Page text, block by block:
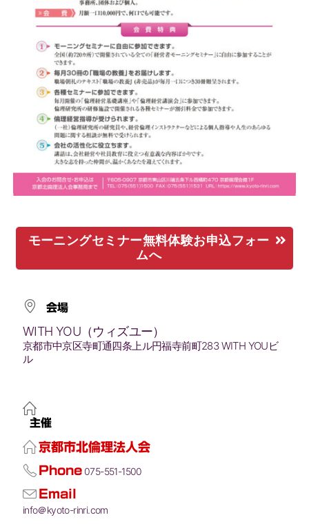
モーニングセミナー無料体験お申込フォー
ムへ
会場
WITH YOU（ウィズユー）
京都市中京区寺町通四条上ル円福寺前町283 WITH YOUビ
ル
主催
京都市北倫理法人会
Phone 075-551-1500
Email
info＠kyoto-rinri.com